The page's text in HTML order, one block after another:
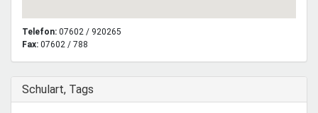
Telefon: 07602 / 920265
Fax: 07602 / 788
Ausblenden
Schulart, Tags